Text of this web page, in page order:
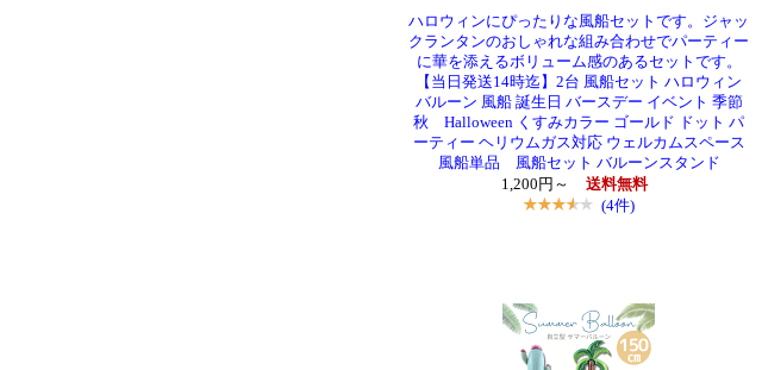
ハロウィンにぴったりな風船セットです。ジャッ
クランタンのおしゃれな組み合わせでパーティー
に華を添えるボリューム感のあるセットです。
【当日発送14時迄】2台 風船セット ハロウィン
バルーン 風船 誕生日 バースデー イベント 季節
秋 Halloween くすみカラー ゴールド ドット パ
ーティー ヘリウムガス対応 ウェルカムスペース
風船単品 風船セット バルーンスタンド
1,200円～
送料無料
(4件)